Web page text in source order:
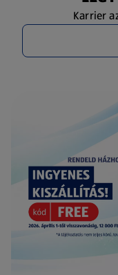
Karrier